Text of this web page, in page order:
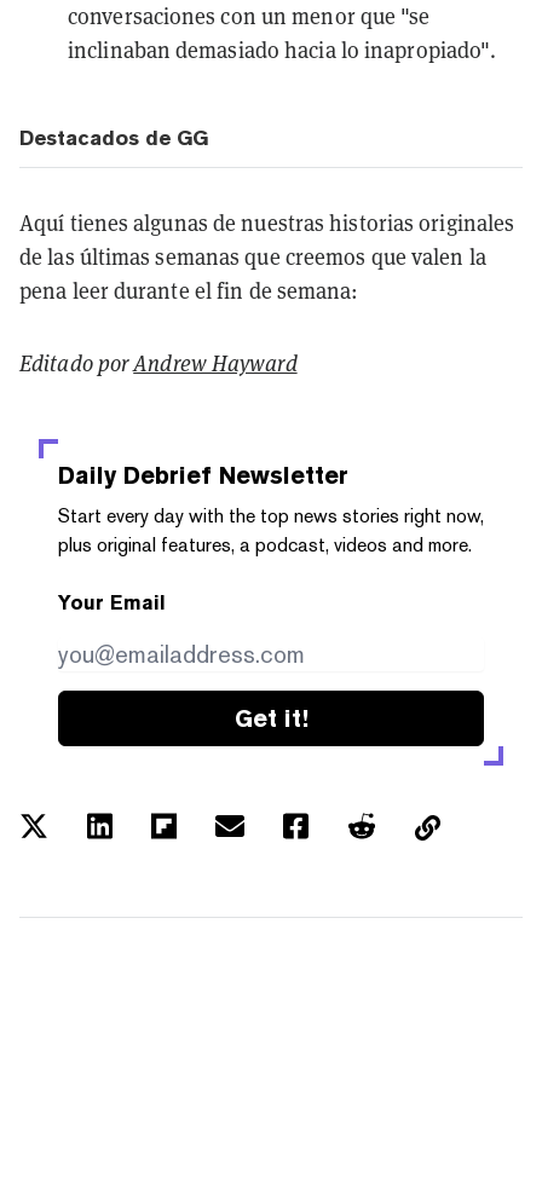
conversaciones con un menor que "se
inclinaban demasiado hacia lo inapropiado".
Destacados de GG
Aquí tienes algunas de nuestras historias originales
de las últimas semanas que creemos que valen la
pena leer durante el fin de semana:
Editado porAndrew Hayward
Daily Debrief Newsletter
Start every day with the top news stories right now,
plus original features, a podcast, videos and more.
Your Email
Get it!